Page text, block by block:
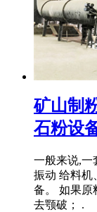
矿山制
石粉设
一般来说,一
振动 给料机
备。 如果原
去颚破； .